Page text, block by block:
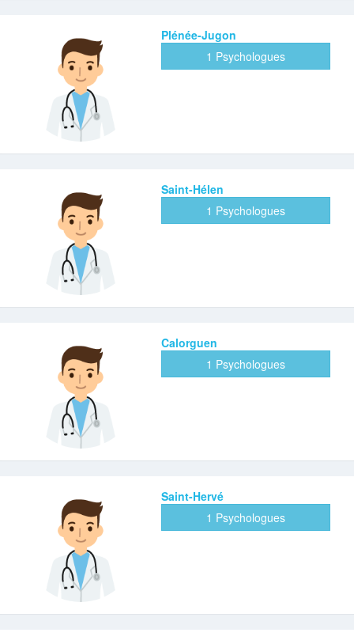
Plénée-Jugon
1 Psychologues
Saint-Hélen
1 Psychologues
Calorguen
1 Psychologues
Saint-Hervé
1 Psychologues